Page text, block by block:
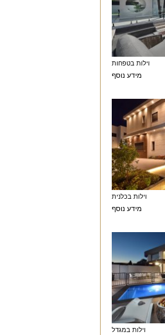
וילות בטפחות
מידע נוסף
וילות בכלנית
מידע נוסף
וילות במגדל